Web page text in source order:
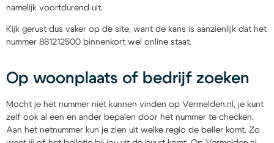
namelijk voortdurend uit.
Kijk gerust dus vaker op de site, want de kans is aanzienlijk dat het
nummer 881212500 binnenkort wel online staat.
Op woonplaats of bedrijf zoeken
Mocht je het nummer niet kunnen vinden op Vermelden.nl, je kunt
zelf ook al een en ander bepalen door het nummer te checken.
Aan het netnummer kun je zien uit welke regio de beller komt. Zo